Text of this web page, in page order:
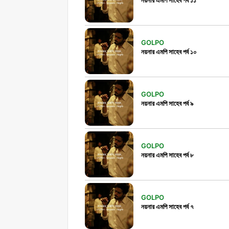
GOLPO
নয়নার এমপি সাহেব পর্ব ১০
GOLPO
নয়নার এমপি সাহেব পর্ব ৯
GOLPO
নয়নার এমপি সাহেব পর্ব ৮
GOLPO
নয়নার এমপি সাহেব পর্ব ৭